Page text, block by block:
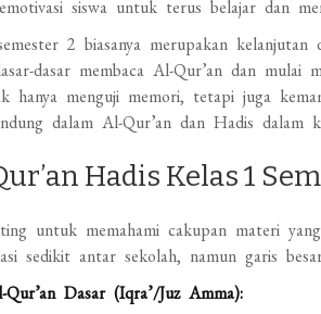
siswa untuk terus belajar dan
2 biasanya merupakan kelanjutan
dasar membaca Al-Qur’an dan mulai
hanya menguji memori, tetapi juga
dalam Al-Qur’an dan Hadis dalam
Hadis Kelas 1
untuk memahami cakupan materi
sedikit antar sekolah, namun garis
Dasar (Iqra’/Juz Amma):